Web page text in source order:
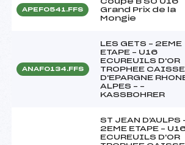
APEF0541.FFS
Grand Prix de la
Mongie
ANAF0134.FFS
LES GETS – 2EME
ETAPE – U16
ECUREUILS D'OR
TROPHEE CAISSE
D'EPARGNE
ALPES – –
KASSBOHRER
ST JEAN D'AULPS
2EME ETAPE –
ECUREUILS D'OR